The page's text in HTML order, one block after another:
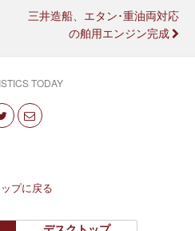
三井造船、エタン･重油両対応
の舶用エンジン完成
TODAY
ップに戻る